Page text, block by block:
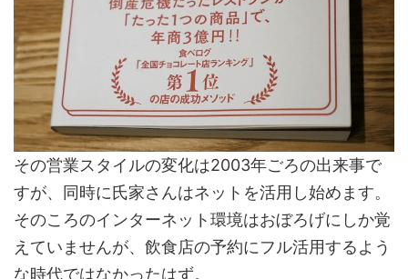
その営業スタイルの変化は2003年ごろの出来事で
すが、同時に氏家さんはネットを活用し始めます。
そのころのインターネット環境はおぼろげにしか覚
えていませんが、飲食店の予約にフル活用するよう
な時代ではなかったはず。